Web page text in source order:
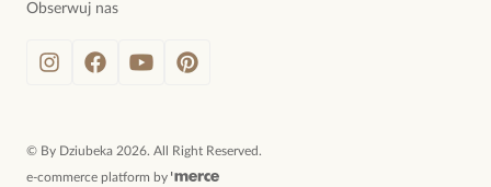
Obserwuj nas
© By Dziubeka 2026. All Right Reserved.
e-commerce platform by